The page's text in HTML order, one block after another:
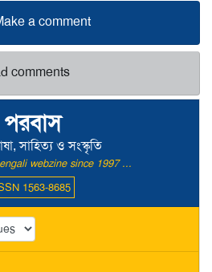
পরবাস
সাহিত্য ও সংস্কৃতি
webzine since 1997 ...
1563-8685
a comment
comments